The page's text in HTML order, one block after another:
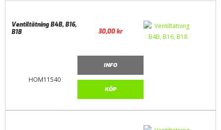
HOM11540
Ventiltätning B4B, B16,
B18
30,00kr
INFO
KÖP